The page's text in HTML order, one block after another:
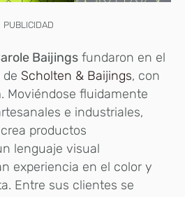
PUBLICIDAD
Baijings fundaron en el
Scholten & Baijings, con
Moviéndose fluidamente
e industriales,
productos
lenguaje visual
experiencia en el color y
Entre sus clientes se